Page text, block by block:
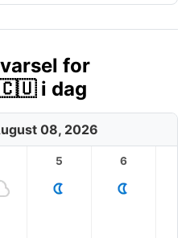
for
🇨🇺 i dag
08, 2026
5 6